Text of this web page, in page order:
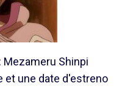
Mezameru Shinpi
et une date d'estreno